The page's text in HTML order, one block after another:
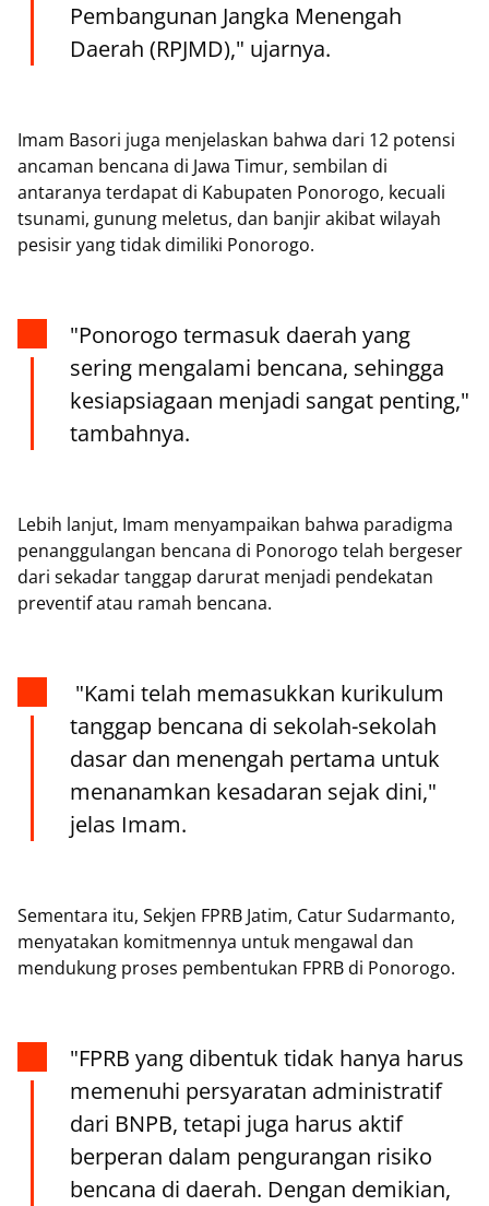
Pembangunan Jangka Menengah
Daerah (RPJMD)," ujarnya.
Imam Basori juga menjelaskan bahwa dari 12 potensi
ancaman bencana di Jawa Timur, sembilan di
antaranya terdapat di Kabupaten Ponorogo, kecuali
tsunami, gunung meletus, dan banjir akibat wilayah
pesisir yang tidak dimiliki Ponorogo.
"Ponorogo termasuk daerah yang
sering mengalami bencana, sehingga
kesiapsiagaan menjadi sangat penting,"
tambahnya.
Lebih lanjut, Imam menyampaikan bahwa paradigma
penanggulangan bencana di Ponorogo telah bergeser
dari sekadar tanggap darurat menjadi pendekatan
preventif atau ramah bencana.
"Kami telah memasukkan kurikulum
tanggap bencana di sekolah-sekolah
dasar dan menengah pertama untuk
menanamkan kesadaran sejak dini,"
jelas Imam.
Sementara itu, Sekjen FPRB Jatim, Catur Sudarmanto,
menyatakan komitmennya untuk mengawal dan
mendukung proses pembentukan FPRB di Ponorogo.
"FPRB yang dibentuk tidak hanya harus
memenuhi persyaratan administratif
dari BNPB, tetapi juga harus aktif
berperan dalam pengurangan risiko
bencana di daerah. Dengan demikian,